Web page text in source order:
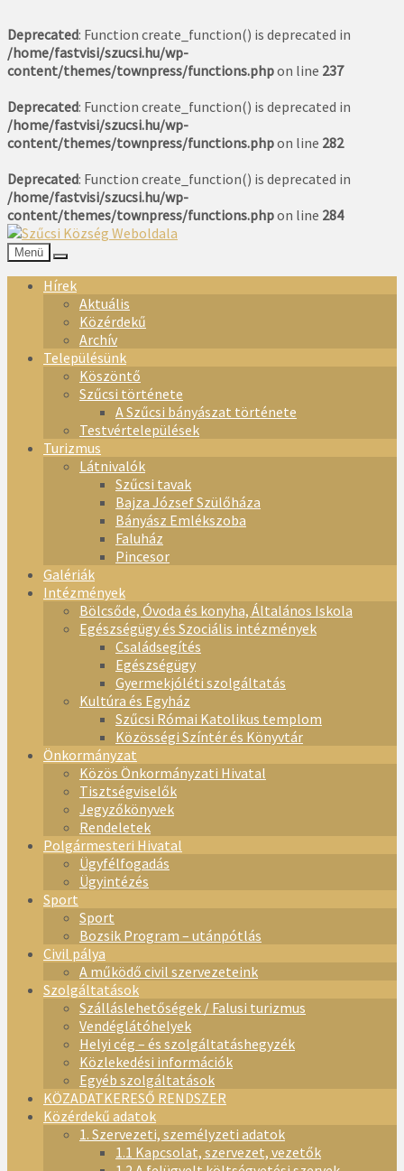
Deprecated: Function create_function() is deprecated in
/home/fastvisi/szucsi.hu/wp-
content/themes/townpress/functions.phpon line 237
Deprecated: Function create_function() is deprecated in
/home/fastvisi/szucsi.hu/wp-
content/themes/townpress/functions.phpon line 282
Deprecated: Function create_function() is deprecated in
/home/fastvisi/szucsi.hu/wp-
content/themes/townpress/functions.phpon line 284
Menü
Hírek
Aktuális
Közérdekű
Archív
Településünk
Köszöntő
Szűcsi története
A Szűcsi bányászat története
Testvértelepülések
Turizmus
Látnivalók
Szűcsi tavak
Bajza József Szülőháza
Bányász Emlékszoba
Faluház
Pincesor
Galériák
Intézmények
Bölcsőde, Óvoda és konyha, Általános Iskola
Egészségügy és Szociális intézmények
Családsegítés
Egészségügy
Gyermekjóléti szolgáltatás
Kultúra és Egyház
Szűcsi Római Katolikus templom
Közösségi Színtér és Könyvtár
Önkormányzat
Közös Önkormányzati Hivatal
Tisztségviselők
Jegyzőkönyvek
Rendeletek
Polgármesteri Hivatal
Ügyfélfogadás
Ügyintézés
Sport
Sport
Bozsik Program – utánpótlás
Civil pálya
A működő civil szervezeteink
Szolgáltatások
Szálláslehetőségek / Falusi turizmus
Vendéglátóhelyek
Helyi cég – és szolgáltatáshegyzék
Közlekedési információk
Egyéb szolgáltatások
KÖZADATKERESŐ RENDSZER
Közérdekű adatok
1. Szervezeti, személyzeti adatok
1.1 Kapcsolat, szervezet, vezetők